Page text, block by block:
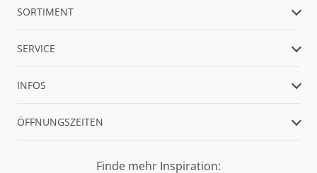
SORTIMENT
SERVICE
INFOS
ÖFFNUNGSZEITEN
Finde mehr Inspiration: